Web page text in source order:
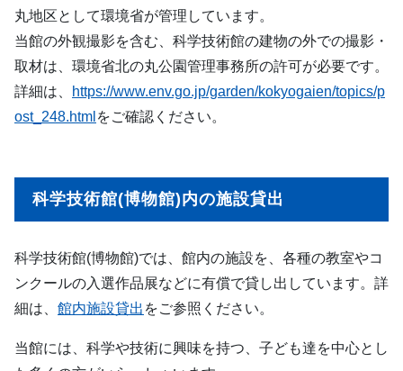
丸地区として環境省が管理しています。
当館の外観撮影を含む、科学技術館の建物の外での撮影・
取材は、環境省北の丸公園管理事務所の許可が必要です。
詳細は、
https://www.env.go.jp/garden/kokyogaien/topics/p
ost_248.html をご確認ください。
科学技術館(博物館)内の施設貸出
科学技術館(博物館)では、館内の施設を、各種の教室やコ
ンクールの入選作品展などに有償で貸し出しています。詳
細は、 館内施設貸出 をご参照ください。
当館には、科学や技術に興味を持つ、子ども達を中心とし